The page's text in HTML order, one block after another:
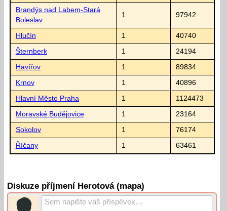
Brandýs nad Labem-Stará
Boleslav
1 97942
Hlučín 1 40740
Šternberk 1 24194
Havířov 1 89834
Krnov 1 40896
Hlavní Město Praha 1 1124473
Moravské Budějovice 1 23164
Sokolov 1 76174
Říčany 1 63461
Diskuze příjmení Herotová (mapa)